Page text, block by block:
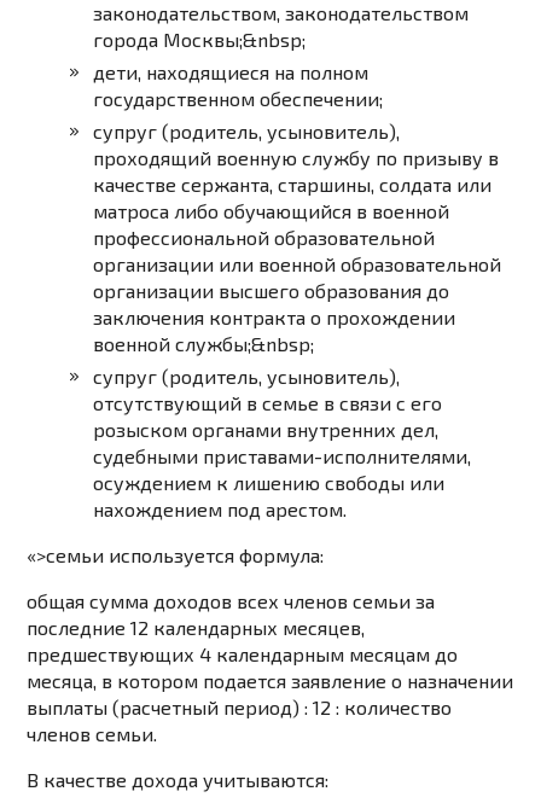
законодательством, законодательством
города Москвы;&nbsp;
дети, находящиеся на полном
государственном обеспечении;
супруг (родитель, усыновитель),
проходящий военную службу по призыву в
качестве сержанта, старшины, солдата или
матроса либо обучающийся в военной
профессиональной образовательной
организации или военной образовательной
организации высшего образования до
заключения контракта о прохождении
военной службы;&nbsp;
супруг (родитель, усыновитель),
отсутствующий в семье в связи с его
розыском органами внутренних дел,
судебными приставами-исполнителями,
осуждением к лишению свободы или
нахождением под арестом.
«>семьи используется формула:
общая сумма доходов всех членов семьи за
последние 12 календарных месяцев,
предшествующих 4 календарным месяцам до
месяца, в котором подается заявление о назначении
выплаты (расчетный период) : 12 : количество
членов семьи.
В качестве дохода учитываются: